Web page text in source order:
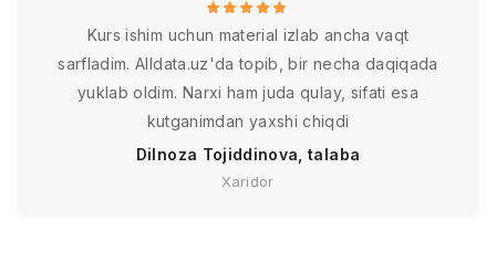
Kurs ishim uchun material izlab ancha vaqt
sarfladim. Alldata.uz'da topib, bir necha daqiqada
yuklab oldim. Narxi ham juda qulay, sifati esa
kutganimdan yaxshi chiqdi
Dilnoza Tojiddinova, talaba
Xaridor